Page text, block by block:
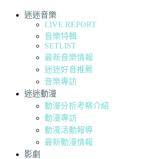
迷迷音樂
LIVE REPORT
音樂特輯
SETLIST
最新音樂情報
迷迷好音推薦
音樂專訪
迷迷動漫
動漫分析考察介紹
動漫專訪
動漫活動報導
最新動漫情報
影劇